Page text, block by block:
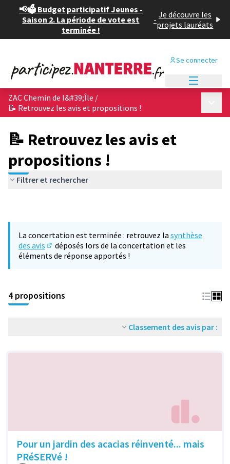
📢🗳️ Budget participatif Jeunes -
Saison 2. La période de vote est
terminée !
- Je découvre les
projets lauréats
Se connecter
ZAC Chemin de l&#39;Île /
📝 Retrouvez les avis et propositions !
📝 Retrouvez les avis et
propositions !
Filtrer et rechercher
La concertation est terminée : retrouvez la synthèse
des avis
(S'ouvre dans un nouvel onglet)
déposés lors de la concertation et les
éléments de réponse apportés !
4 propositions
Classement des avis par :
Pour un jardin des acacias réinventé... mais
PRéSERVé !